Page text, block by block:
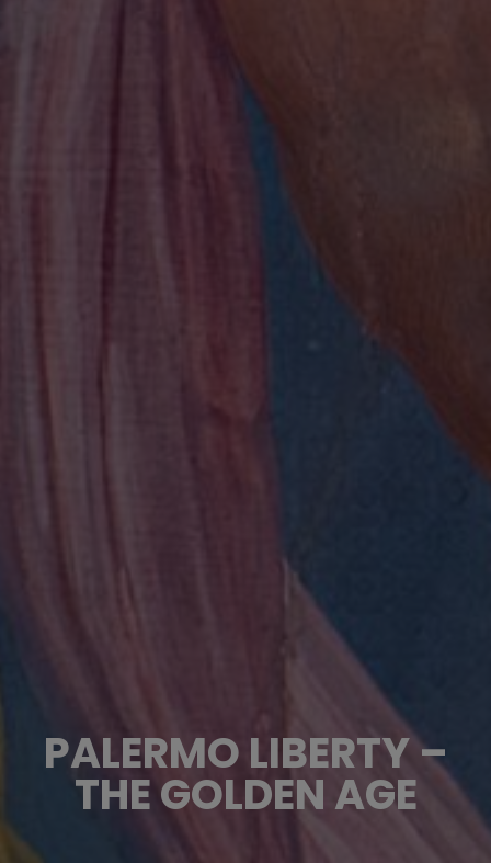
PALERMO LIBERTY –
THE GOLDEN AGE